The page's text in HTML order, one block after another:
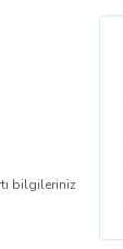
bilgileriniz